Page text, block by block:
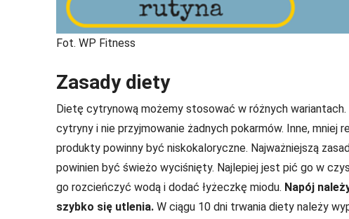
Fot. WP Fitness
Zasady diety
Dietę cytrynową możemy stosować w różnych wariantach.
cytryny i nie przyjmowanie żadnych pokarmów. Inne, mniej
produkty powinny być niskokaloryczne. Najważniejszą
powinien być świeżo wyciśnięty. Najlepiej jest pić go w
go rozcieńczyć wodą i dodać łyżeczkę miodu. Napój
szybko się utlenia. W ciągu 10 dni trwania diety należy